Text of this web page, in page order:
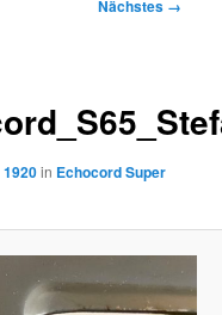
Nächstes →
1920in Echocord Super